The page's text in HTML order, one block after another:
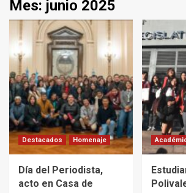
Mes: junio 2025
Destacados Homenaje
Día del Periodista,
acto en Casa de